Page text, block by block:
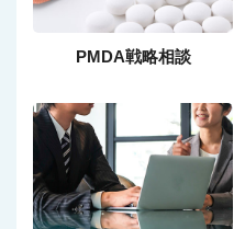
PMDA戦略相談